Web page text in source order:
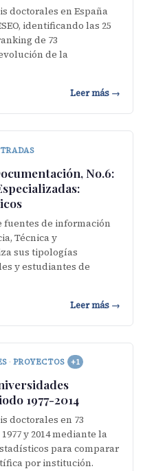
doctorales en España
identificando las 25
de 73
de la
Leer más →
No.6:
fuentes de información
Técnica y
sus tipologías
y estudiantes de
Leer más →
· PROYECTOS +1
1977-2014
doctorales en 73
y 2014 mediante la
para comparar
por institución.